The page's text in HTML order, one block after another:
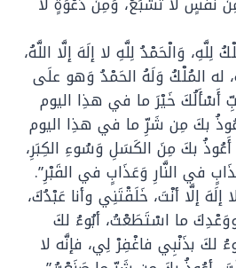
لِلَّهِ، وَالْحَمْدُ لِلَّهِ لا إلَهَ إلَّا اللَّهُ،
له المُلْكُ وَلَهُ الحَمْدُ وَهو علَى
خَيْرَ ما في هذِا اليوم
بكَ مِن شَرِّ ما في هذِا اليوم
بكَ مِنَ الكَسَلِ وَسُوءِ الكِبَرِ،
في النَّارِ وَعَذَابٍ في القَبْرِ”.
إلَهَ إلَّا أنْتَ، خَلَقْتَنِي وأنا عَبْدُكَ،
ما اسْتَطَعْتُ، أبُوءُ لكَ
لكَ بذَنْبِي فاغْفِرْ لِي، فإنَّه لا